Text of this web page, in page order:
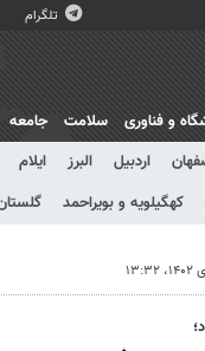
تلگرام
و فناوری سلامت جامعه
اردبیل البرز ایلام
کهگیلویه و بویراحمد